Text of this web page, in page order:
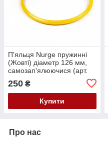
П'яльця Nurge пружинні
(Жовті) діаметр 126 мм,
самозап'ялюючися (арт.
250 ₴
Купити
Про нас